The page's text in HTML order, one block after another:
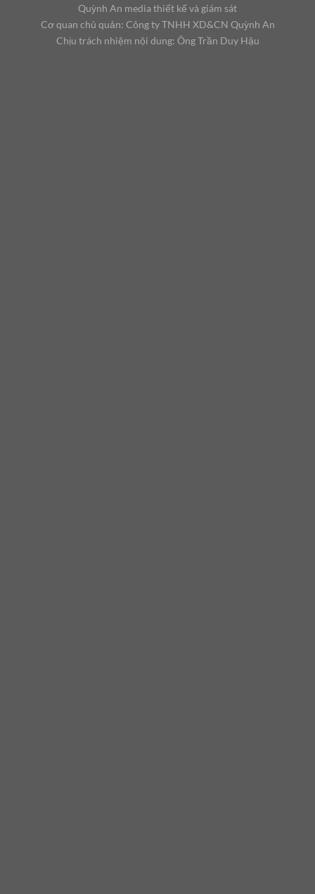
Quỳnh An media thiết kế và giám sát
Cơ quan chủ quản: Công ty TNHH XD&CN Quỳnh An
Chịu trách nhiệm nội dung: Ông Trần Duy Hậu